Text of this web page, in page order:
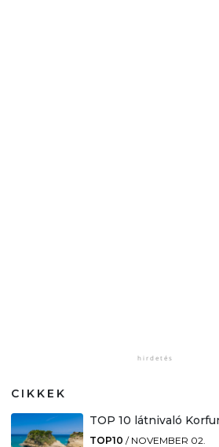
CIKKEK
TOP 10 látnivaló
TOP10 / NOVEMBER 02.